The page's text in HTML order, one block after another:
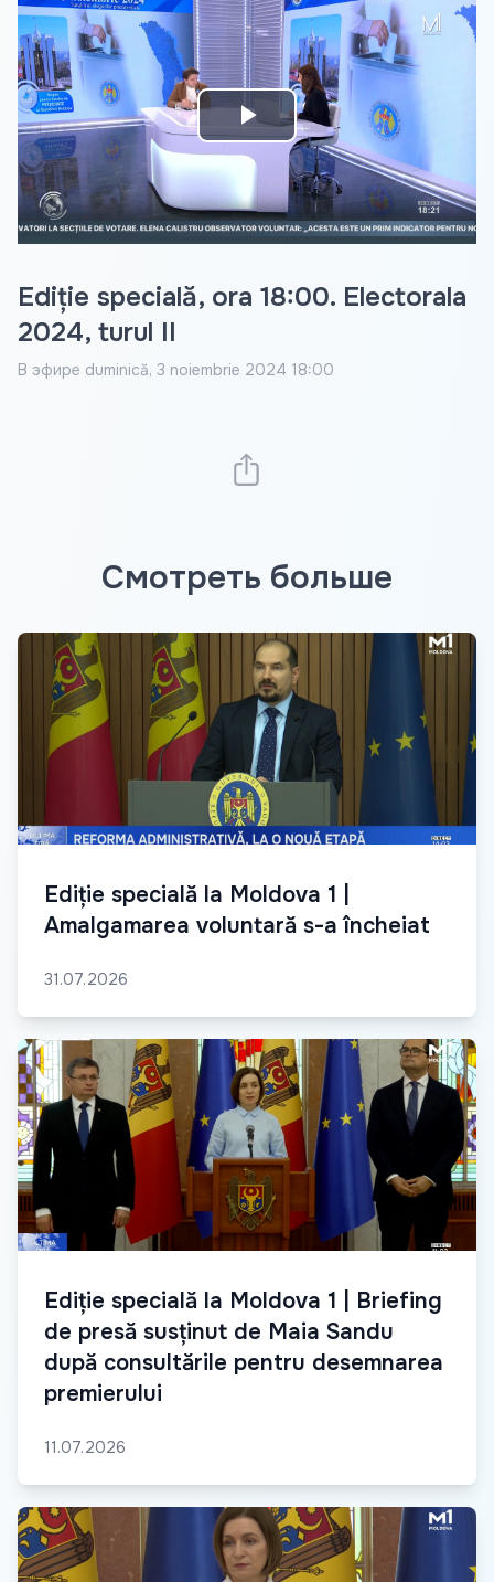
Play
Video
Ediție specială, ora 18:00. Electorala
2024, turul II
В эфире duminică, 3 noiembrie 2024 18:00
Смотреть больше
Ediție specială la Moldova 1 |
Amalgamarea voluntară s-a încheiat
31.07.2026
Ediție specială la Moldova 1 | Briefing
de presă susținut de Maia Sandu
după consultările pentru desemnarea
premierului
11.07.2026